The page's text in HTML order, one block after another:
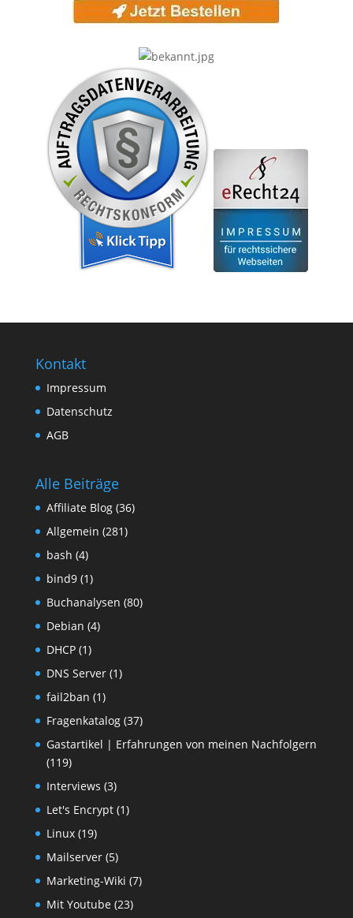
Kontakt
Impressum
Datenschutz
AGB
Alle Beiträge
Affiliate Blog(36)
Allgemein (281)
bash (4)
bind9(1)
Buchanalysen (80)
Debian (4)
DHCP(1)
DNS Server(1)
fail2ban (1)
Fragenkatalog(37)
Gastartikel | Erfahrungen von meinen Nachfolgern
(119)
Interviews (3)
Let's Encrypt(1)
Linux(19)
Mailserver(5)
Marketing-Wiki (7)
Mit Youtube(23)